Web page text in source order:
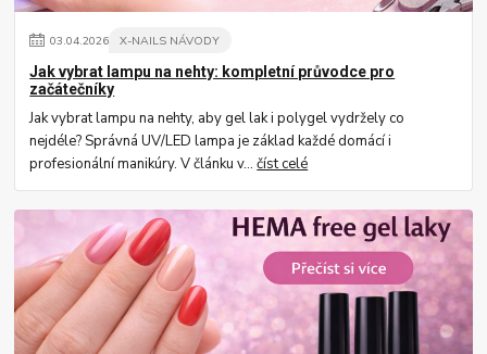
03.04.2026 X-NAILS NÁVODY
Jak vybrat lampu na nehty: kompletní průvodce pro
začátečníky
Jak vybrat lampu na nehty, aby gel lak i polygel vydržely co
nejdéle? Správná UV/LED lampa je základ každé domácí i
profesionální manikúry. V článku v...číst celé